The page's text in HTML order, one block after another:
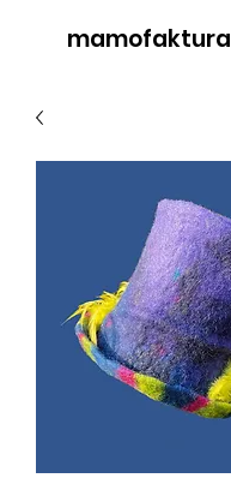
mamofaktura